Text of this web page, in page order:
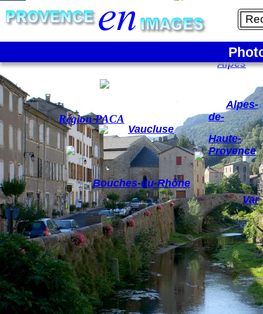
Région PACA
Bouches-du-Rhône
Vaucluse
Var
Alpes-
de-
Haute-
Provence
Hautes-
Alpes